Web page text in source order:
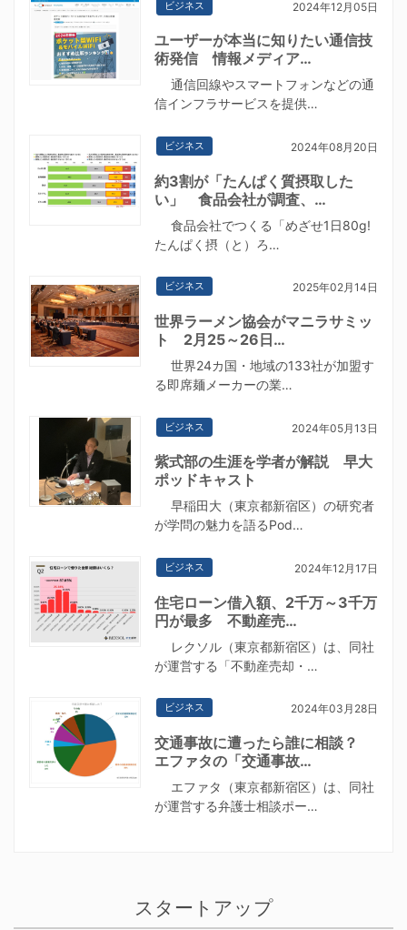
ビジネス 2024年12月05日
ユーザーが本当に知りたい通信技
術発信 情報メディア…
通信回線やスマートフォンなどの通
信インフラサービスを提供…
ビジネス 2024年08月20日
約3割が「たんぱく質摂取した
い」 食品会社が調査、…
食品会社でつくる「めざせ1日80g!
たんぱく摂（と）ろ…
ビジネス 2025年02月14日
世界ラーメン協会がマニラサミッ
ト 2月25～26日…
世界24カ国・地域の133社が加盟す
る即席麺メーカーの業…
ビジネス 2024年05月13日
紫式部の生涯を学者が解説 早大
ポッドキャスト
早稲田大（東京都新宿区）の研究者
が学問の魅力を語るPod…
ビジネス 2024年12月17日
住宅ローン借入額、2千万～3千万
円が最多 不動産売…
レクソル（東京都新宿区）は、同社
が運営する「不動産売却・…
ビジネス 2024年03月28日
交通事故に遭ったら誰に相談？
エファタの「交通事故…
エファタ（東京都新宿区）は、同社
が運営する弁護士相談ポー…
スタートアップ